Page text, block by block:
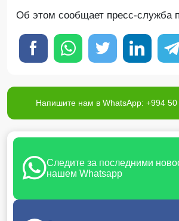
Oб этом сообщает пресс-служба
Напишите нам в WhatsApp: +994
Следите за последними
нашем Whatsapp